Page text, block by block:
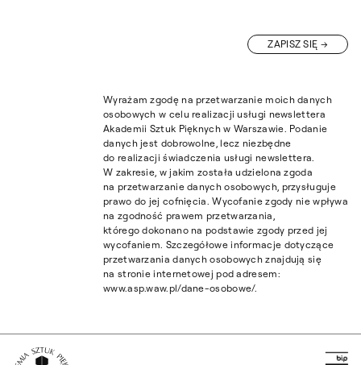
ZAPISZ SIĘ
Wyrażam zgodę na przetwarzanie moich danych
osobowych w celu realizacji usługi newslettera
Akademii Sztuk Pięknych w Warszawie. Podanie
danych jest dobrowolne, lecz niezbędne
do realizacji świadczenia usługi newslettera.
W zakresie, w jakim została udzielona zgoda
na przetwarzanie danych osobowych, przysługuje
prawo do jej cofnięcia. Wycofanie zgody nie wpływa
na zgodność prawem przetwarzania,
którego dokonano na podstawie zgody przed jej
wycofaniem. Szczegółowe informacje dotyczące
przetwarzania danych osobowych znajdują się
na stronie internetowej pod adresem:
www.asp.waw.pl/dane-osobowe/.